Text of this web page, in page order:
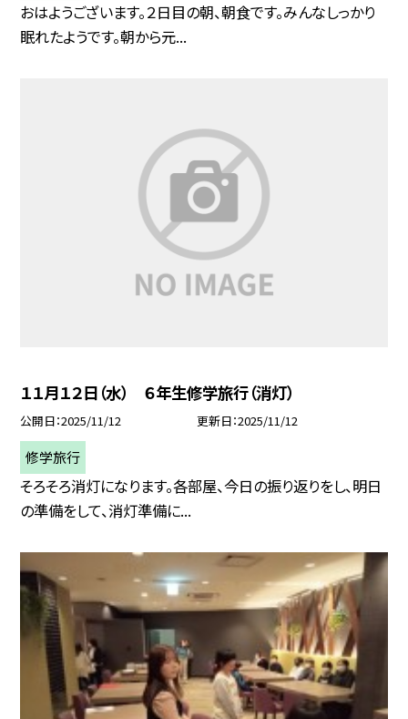
おはようございます。２日目の朝、朝食です。みんなしっかり
眠れたようです。朝から元...
１１月１２日（水） ６年生修学旅行（消灯）
公開日 2025/11/12 更新日 2025/11/12
修学旅行
そろそろ消灯になります。各部屋、今日の振り返りをし、明日
の準備をして、消灯準備に...